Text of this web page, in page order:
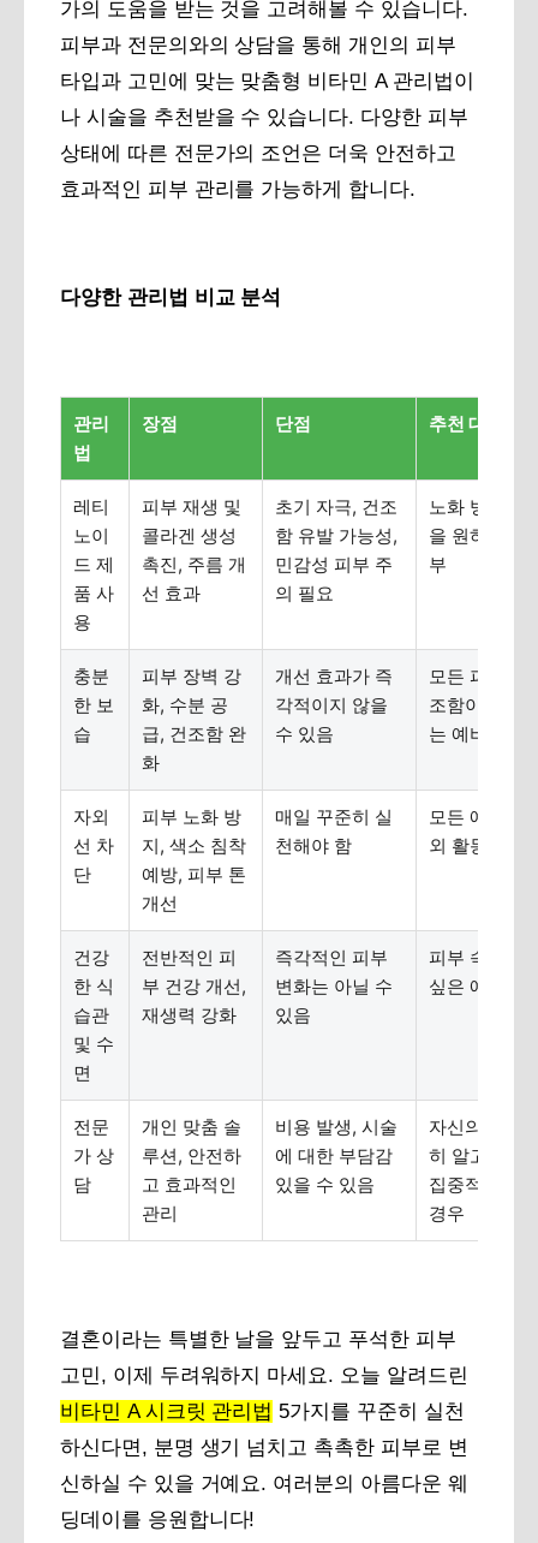
가의 도움을 받는 것을 고려해볼 수 있습니다.
피부과 전문의와의 상담을 통해 개인의 피부
타입과 고민에 맞는 맞춤형 비타민 A 관리법이
나 시술을 추천받을 수 있습니다. 다양한 피부
상태에 따른 전문가의 조언은 더욱 안전하고
효과적인 피부 관리를 가능하게 합니다.
다양한 관리법 비교 분석
관리
법
장점 단점 추천 대상
레티
노이
드 제
품 사
용
피부 재생 및
콜라겐 생성
촉진, 주름 개
선 효과
초기 자극, 건조
함 유발 가능성,
민감성 피부 주
의 필요
노화 방지 및
을 원하는 모
부
충분
한 보
습
피부 장벽 강
화, 수분 공
급, 건조함 완
화
개선 효과가 즉
각적이지 않을
수 있음
모든 피부 타
조함이나 푸
는 예비 신부
자외
선 차
단
피부 노화 방
지, 색소 침착
예방, 피부 톤
개선
매일 꾸준히 실
천해야 함
모든 예비 신
외 활동이 잦
건강
한 식
습관
및 수
면
전반적인 피
부 건강 개선,
재생력 강화
즉각적인 피부
변화는 아닐 수
있음
피부 속 건강
싶은 예비 신
전문
가 상
담
개인 맞춤 솔
루션, 안전하
고 효과적인
관리
비용 발생, 시술
에 대한 부담감
있을 수 있음
자신의 피부
히 알고 싶은
집중적인 관
경우
결혼이라는 특별한 날을 앞두고 푸석한 피부
고민, 이제 두려워하지 마세요. 오늘 알려드린
비타민 A 시크릿 관리법 5가지를 꾸준히 실천
하신다면, 분명 생기 넘치고 촉촉한 피부로 변
신하실 수 있을 거예요. 여러분의 아름다운 웨
딩데이를 응원합니다!